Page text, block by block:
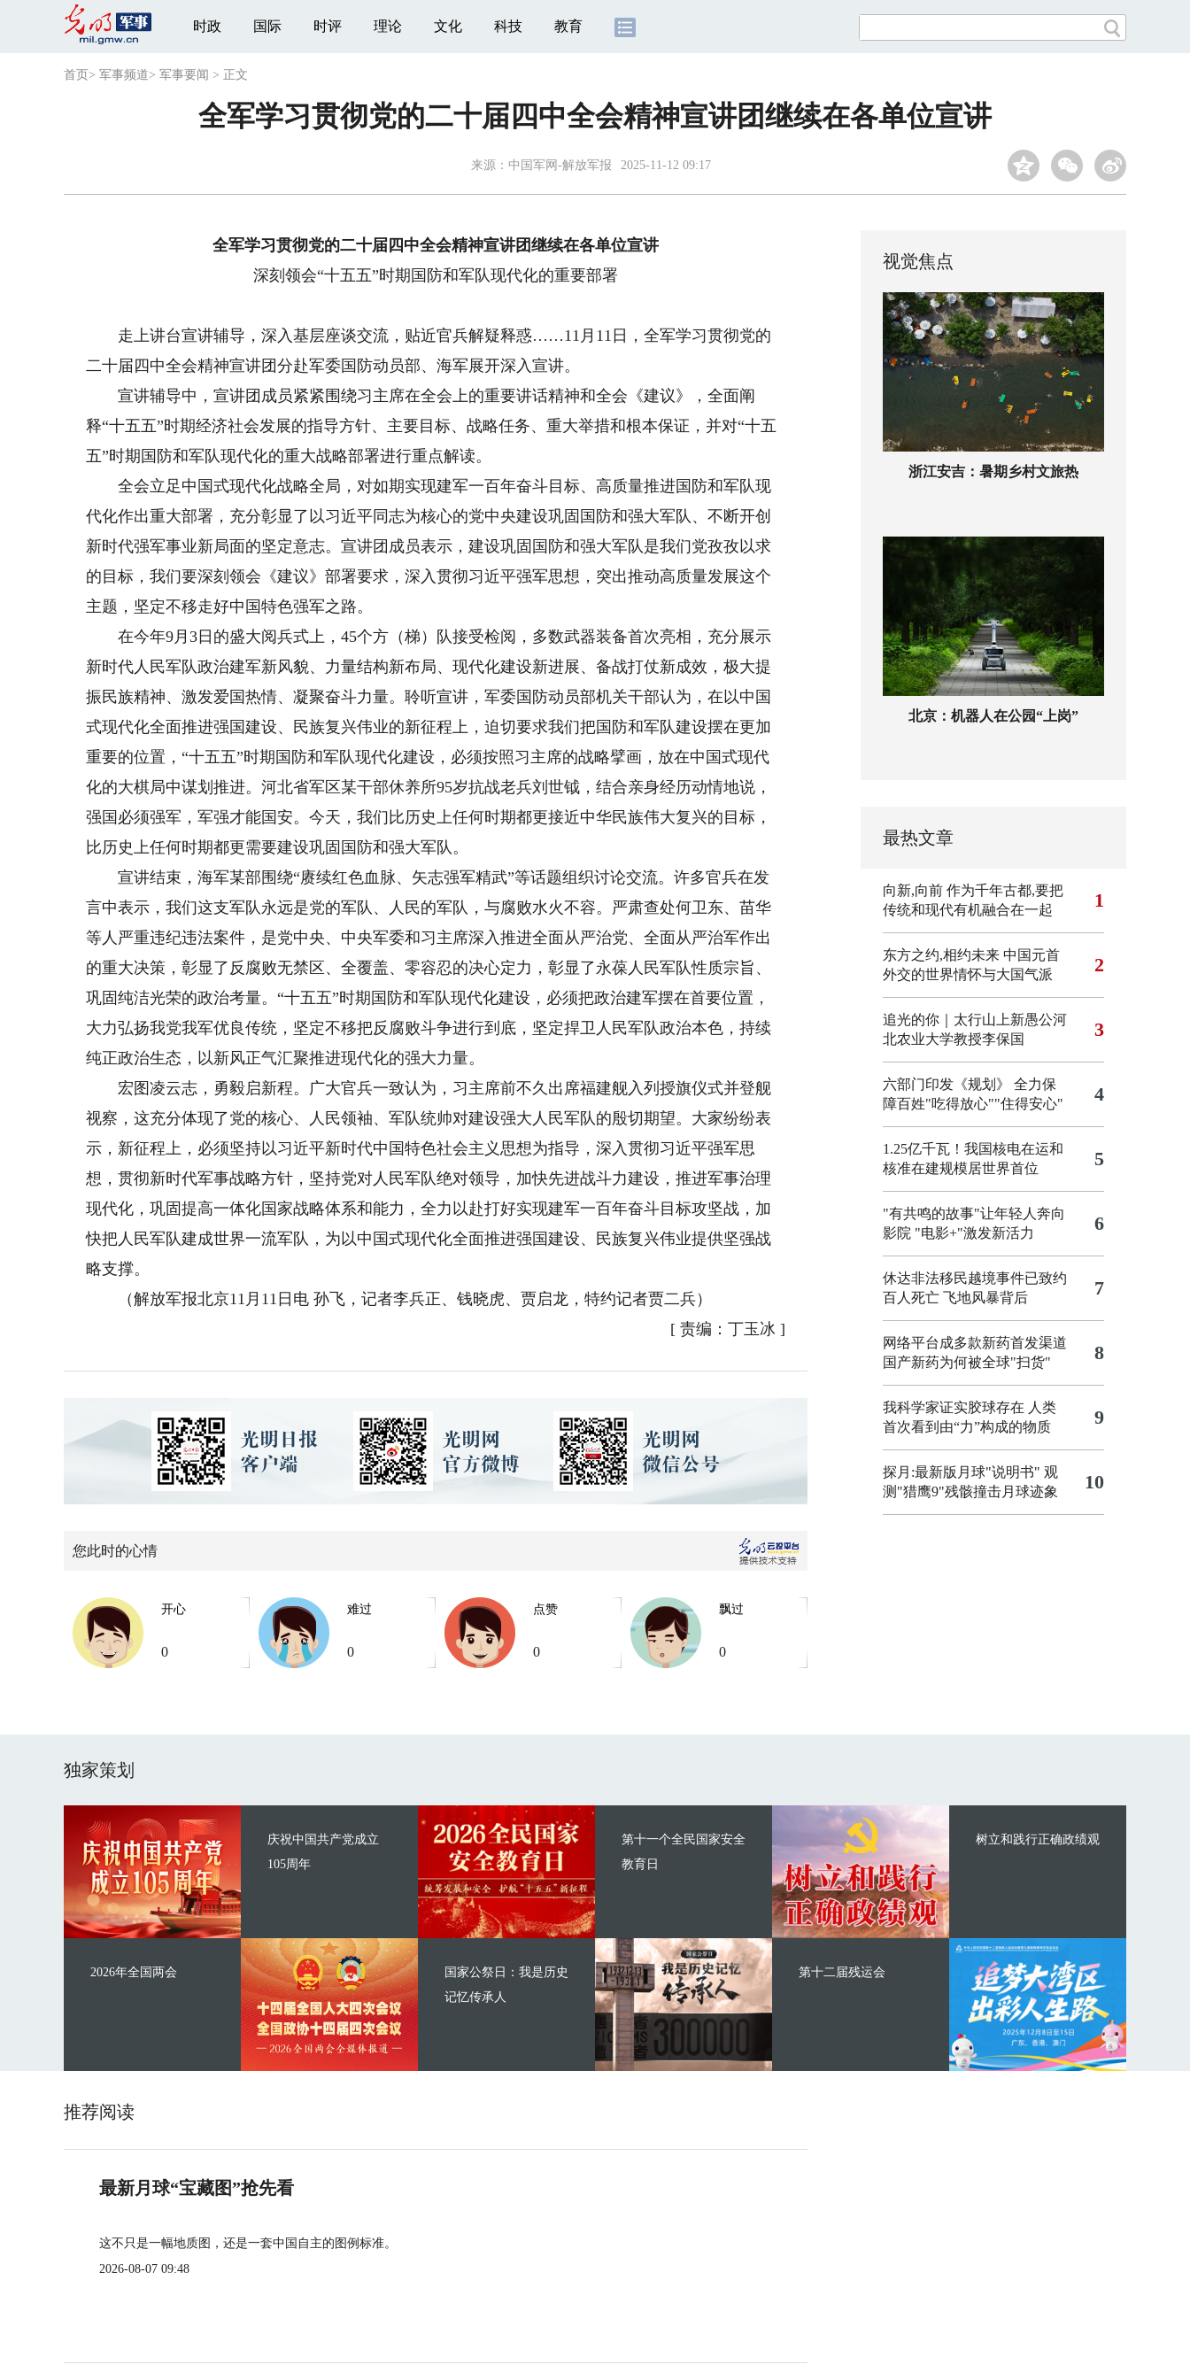
时政 国际 时评 理论 文化 科技 教育
首页 > 军事频道> 军事要闻 > 正文
全军学习贯彻党的二十届四中全会精神宣讲团继续在各单位宣讲
来源： 中国军网-解放军报 2025-11-12 09:17
全军学习贯彻党的二十届四中全会精神宣讲团继续在各单位宣讲
深刻领会“十五五”时期国防和军队现代化的重要部署
走上讲台宣讲辅导，深入基层座谈交流，贴近官兵解疑释惑……11月11日，全军学习贯彻党的
二十届四中全会精神宣讲团分赴军委国防动员部、海军展开深入宣讲。
宣讲辅导中，宣讲团成员紧紧围绕习主席在全会上的重要讲话精神和全会《建议》，全面阐
释“十五五”时期经济社会发展的指导方针、主要目标、战略任务、重大举措和根本保证，并对“十五
五”时期国防和军队现代化的重大战略部署进行重点解读。
全会立足中国式现代化战略全局，对如期实现建军一百年奋斗目标、高质量推进国防和军队现
代化作出重大部署，充分彰显了以习近平同志为核心的党中央建设巩固国防和强大军队、不断开创
新时代强军事业新局面的坚定意志。宣讲团成员表示，建设巩固国防和强大军队是我们党孜孜以求
的目标，我们要深刻领会《建议》部署要求，深入贯彻习近平强军思想，突出推动高质量发展这个
主题，坚定不移走好中国特色强军之路。
在今年9月3日的盛大阅兵式上，45个方（梯）队接受检阅，多数武器装备首次亮相，充分展示
新时代人民军队政治建军新风貌、力量结构新布局、现代化建设新进展、备战打仗新成效，极大提
振民族精神、激发爱国热情、凝聚奋斗力量。聆听宣讲，军委国防动员部机关干部认为，在以中国
式现代化全面推进强国建设、民族复兴伟业的新征程上，迫切要求我们把国防和军队建设摆在更加
重要的位置，“十五五”时期国防和军队现代化建设，必须按照习主席的战略擘画，放在中国式现代
化的大棋局中谋划推进。河北省军区某干部休养所95岁抗战老兵刘世钺，结合亲身经历动情地说，
强国必须强军，军强才能国安。今天，我们比历史上任何时期都更接近中华民族伟大复兴的目标，
比历史上任何时期都更需要建设巩固国防和强大军队。
宣讲结束，海军某部围绕“赓续红色血脉、矢志强军精武”等话题组织讨论交流。许多官兵在发
言中表示，我们这支军队永远是党的军队、人民的军队，与腐败水火不容。严肃查处何卫东、苗华
等人严重违纪违法案件，是党中央、中央军委和习主席深入推进全面从严治党、全面从严治军作出
的重大决策，彰显了反腐败无禁区、全覆盖、零容忍的决心定力，彰显了永葆人民军队性质宗旨、
巩固纯洁光荣的政治考量。“十五五”时期国防和军队现代化建设，必须把政治建军摆在首要位置，
大力弘扬我党我军优良传统，坚定不移把反腐败斗争进行到底，坚定捍卫人民军队政治本色，持续
纯正政治生态，以新风正气汇聚推进现代化的强大力量。
宏图凌云志，勇毅启新程。广大官兵一致认为，习主席前不久出席福建舰入列授旗仪式并登舰
视察，这充分体现了党的核心、人民领袖、军队统帅对建设强大人民军队的殷切期望。大家纷纷表
示，新征程上，必须坚持以习近平新时代中国特色社会主义思想为指导，深入贯彻习近平强军思
想，贯彻新时代军事战略方针，坚持党对人民军队绝对领导，加快先进战斗力建设，推进军事治理
现代化，巩固提高一体化国家战略体系和能力，全力以赴打好实现建军一百年奋斗目标攻坚战，加
快把人民军队建成世界一流军队，为以中国式现代化全面推进强国建设、民族复兴伟业提供坚强战
略支撑。
（解放军报北京11月11日电 孙飞，记者李兵正、钱晓虎、贾启龙，特约记者贾二兵）
[ 责编：丁玉冰 ]
您此时的心情
开心
0
难过
0
点赞
0
飘过
0
视觉焦点
浙江安吉：暑期乡村文旅热
北京：机器人在公园“上岗”
最热文章
向新,向前 作为千年古都,要把
传统和现代有机融合在一起
1
东方之约,相约未来 中国元首
外交的世界情怀与大国气派
2
追光的你｜太行山上新愚公河
北农业大学教授李保国
3
六部门印发《规划》 全力保
障百姓"吃得放心""住得安心"
4
1.25亿千瓦！我国核电在运和
核准在建规模居世界首位
5
"有共鸣的故事"让年轻人奔向
影院 "电影+"激发新活力 6
休达非法移民越境事件已致约
百人死亡 飞地风暴背后 7
网络平台成多款新药首发渠道
国产新药为何被全球"扫货"
8
我科学家证实胶球存在 人类
首次看到由“力”构成的物质
9
探月:最新版月球"说明书" 观
测"猎鹰9"残骸撞击月球迹象
10
独家策划
庆祝中国共产党成立
105周年
2026年全国两会
第十一个全民国家安全
教育日
国家公祭日：我是历史
记忆传承人
树立和践行正确政绩观
第十二届残运会
推荐阅读
最新月球“宝藏图”抢先看
这不只是一幅地质图，还是一套中国自主的图例标准。
2026-08-07 09:48